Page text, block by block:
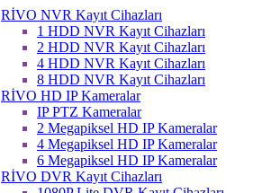
RİVO NVR Kayıt Cihazları
1 HDD NVR Kayıt Cihazları
2 HDD NVR Kayıt Cihazları
4 HDD NVR Kayıt Cihazları
8 HDD NVR Kayıt Cihazları
RİVO HD IP Kameralar
IP PTZ Kameralar
2 Megapiksel HD IP Kameralar
4 Megapiksel HD IP Kameralar
6 Megapiksel HD IP Kameralar
RİVO DVR Kayıt Cihazları